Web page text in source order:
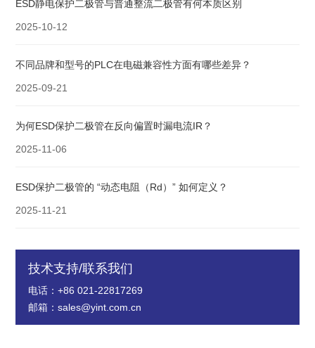
ESD静电保护二极管与普通整流二极管有何本质区别
2025-10-12
不同品牌和型号的PLC在电磁兼容性方面有哪些差异？
2025-09-21
为何ESD保护二极管在反向偏置时漏电流IR？
2025-11-06
ESD保护二极管的 “动态电阻（Rd）” 如何定义？
2025-11-21
技术支持/联系我们
电话：+86 021-22817269
邮箱：sales@yint.com.cn